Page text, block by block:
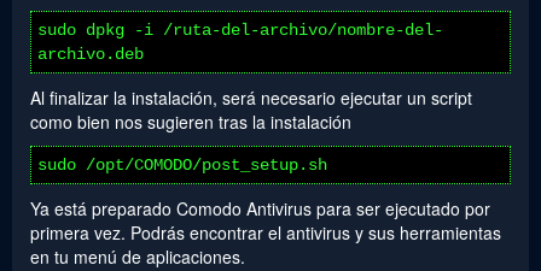
sudo dpkg -i /ruta-del-archivo/nombre-del-
archivo.deb
Al finalizar la instalación, será necesario ejecutar un script
como bien nos sugieren tras la instalación
sudo /opt/COMODO/post_setup.sh
Ya está preparado Comodo Antivirus para ser ejecutado por
primera vez. Podrás encontrar el antivirus y sus herramientas
en tu menú de aplicaciones.